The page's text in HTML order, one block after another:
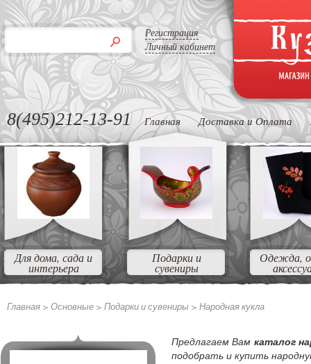
Регистрация
Личный кабинет
8(495)212-13-91 Главная Доставка и Оплата
Для дома, сада и
интерьера
Подарки и
сувениры
Одежда,
Главная > Основные > Подарки и сувениры > Народная кукла
Предлагаем Вам каталог
подобрать и купить